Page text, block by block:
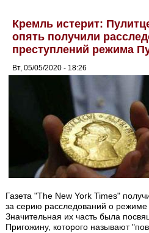
Кремль истерит:
опять получили
преступлений режима
Вт, 05/05/2020 - 18:26
Газета "The New York Times"
за серию расследований о
Значительная их часть была
Пригожину, которого называют